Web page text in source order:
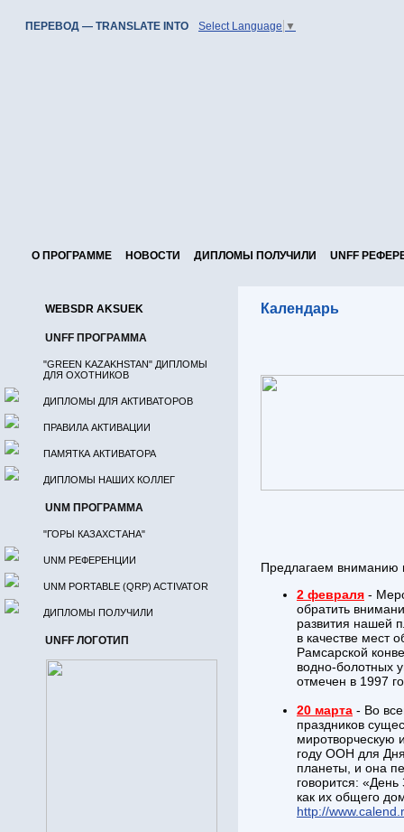
ПЕРЕВОД — TRANSLATE INTO Select Language ▼
О ПРОГРАММЕ НОВОСТИ ДИПЛОМЫ ПОЛУЧИЛИ UNFF
WEBSDR AKSUEK
UNFF ПРОГРАММА
"GREEN KAZAKHSTAN" ДИПЛОМЫ
ДЛЯ ОХОТНИКОВ
ДИПЛОМЫ ДЛЯ АКТИВАТОРОВ
ПРАВИЛА АКТИВАЦИИ
ПАМЯТКА АКТИВАТОРА
ДИПЛОМЫ НАШИХ КОЛЛЕГ
UNM ПРОГРАММА
"ГОРЫ КАЗАХСТАНА"
UNM РЕФЕРЕНЦИИ
UNM PORTABLE (QRP) ACTIVATOR
ДИПЛОМЫ ПОЛУЧИЛИ
UNFF ЛОГОТИП
Календарь
Предлагаем вниманию
2 февраля -
обратить
развития нашей
в качестве мест
Рамсарской
водно-болотных
отмечен в 1997
20 марта - Во
праздников
миротворческую
году ООН для Дня
планеты, и она
говорится:
как их общего
http://